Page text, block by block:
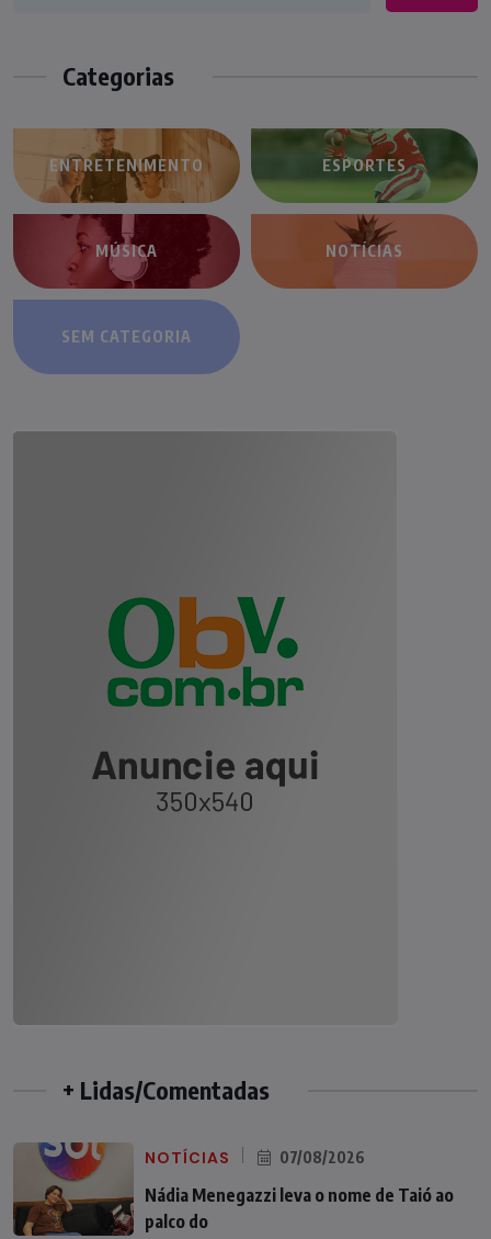
Categorias
ENTRETENIMENTO ESPORTES
MÚSICA NOTÍCIAS
SEM CATEGORIA
+ Lidas/Comentadas
NOTÍCIAS 07/08/2026
Nádia Menegazzi leva o nome de Taió ao
palco do